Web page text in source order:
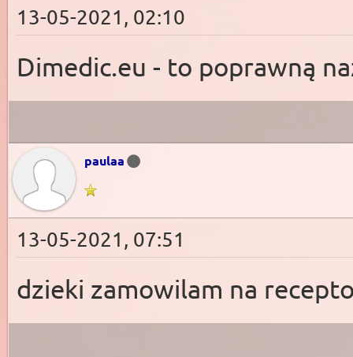
13-05-2021, 02:10
Dimedic.eu - to poprawną
paulaa
13-05-2021, 07:51
dzieki zamowilam na